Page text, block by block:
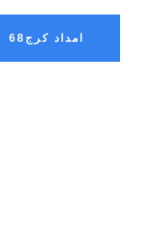
امداد کرج68